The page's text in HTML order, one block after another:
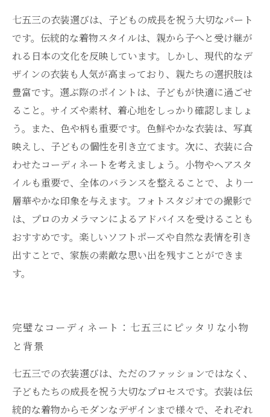
七五三の衣装選びは、子どもの成長を祝う大切なパート
です。伝統的な着物スタイルは、親から子へと受け継が
れる日本の文化を反映しています。しかし、現代的なデ
ザインの衣装も人気が高まっており、親たちの選択肢は
豊富です。選ぶ際のポイントは、子どもが快適に過ごせ
ること。サイズや素材、着心地をしっかり確認しましょ
う。また、色や柄も重要です。色鮮やかな衣装は、写真
映えし、子どもの個性を引き立てます。次に、衣装に合
わせたコーディネートを考えましょう。小物やヘアスタ
イルも重要で、全体のバランスを整えることで、より一
層華やかな印象を与えます。フォトスタジオでの撮影で
は、プロのカメラマンによるアドバイスを受けることも
おすすめです。楽しいソフトポーズや自然な表情を引き
出すことで、家族の素敵な思い出を残すことができま
す。
完璧なコーディネート：七五三にピッタリな小物
と背景
七五三での衣装選びは、ただのファッションではなく、
子どもたちの成長を祝う大切なプロセスです。衣装は伝
統的な着物からモダンなデザインまで様々で、それぞれ